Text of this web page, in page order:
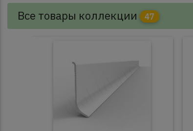
Все товары коллекции 47